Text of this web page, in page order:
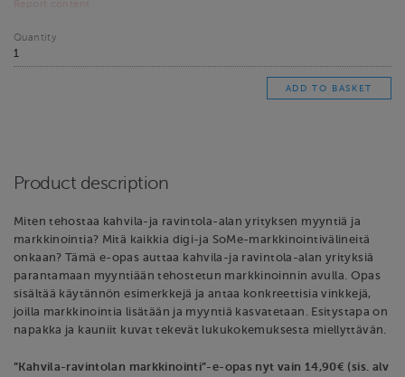
Quantity
Product description
Miten tehostaa kahvila-ja ravintola-alan yrityksen myyntiä ja
markkinointia? Mitä kaikkia digi-ja SoMe-markkinointivälineitä
onkaan? Tämä e-opas auttaa kahvila-ja ravintola-alan yrityksiä
parantamaan myyntiään tehostetun markkinoinnin avulla. Opas
sisältää käytännön esimerkkejä ja antaa konkreettisia vinkkejä,
joilla markkinointia lisätään ja myyntiä kasvatetaan. Esitystapa on
napakka ja kauniit kuvat tekevät lukukokemuksesta miellyttävän.
”Kahvila-ravintolan markkinointi”-e-opas nyt vain 14,90€ (sis. alv